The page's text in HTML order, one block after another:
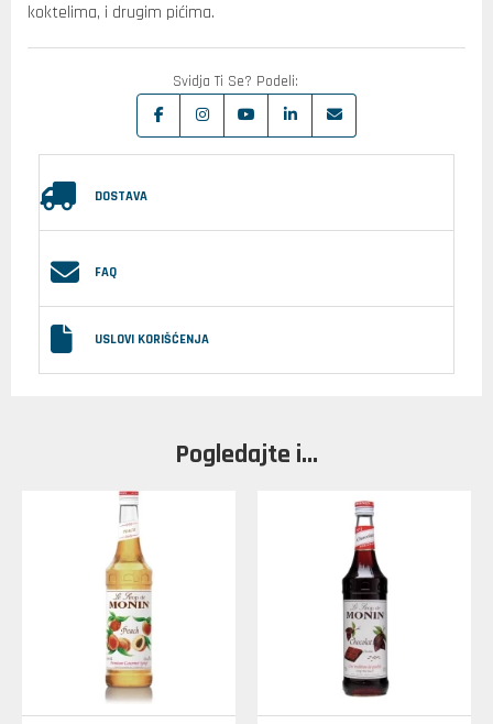
koktelima, i drugim pićima.
Svidja Ti Se? Podeli:
DOSTAVA
FAQ
USLOVI KORIŠĆENJA
Pogledajte i...